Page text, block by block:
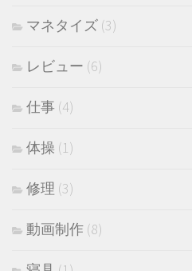
マネタイズ (3)
レビュー (6)
仕事 (4)
体操 (1)
修理 (3)
動画制作 (8)